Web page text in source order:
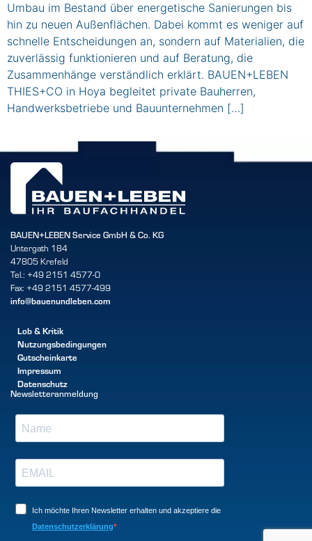
Umbau im Bestand über energetische Sanierungen bis
hin zu neuen Außenflächen. Dabei kommt es weniger auf
schnelle Entscheidungen an, sondern auf Materialien, die
zuverlässig funktionieren und auf Beratung, die
Zusammenhänge verständlich erklärt. BAUEN+LEBEN
THIES+CO in Hoya begleitet private Bauherren,
Handwerksbetriebe und Bauunternehmen […]
BAUEN+LEBEN Service GmbH & Co. KG
Untergath 184
47805 Krefeld
Tel.: +49 2151 4577-0
Fax: +49 2151 4577-499
info@bauenundleben.com
Lob & Kritik
Nutzungsbedingungen
Gutscheinkarte
Impressum
Datenschutz
Newsletteranmeldung
Ich möchte Ihren Newsletter erhalten und akzeptiere die
Datenschutzerklärung